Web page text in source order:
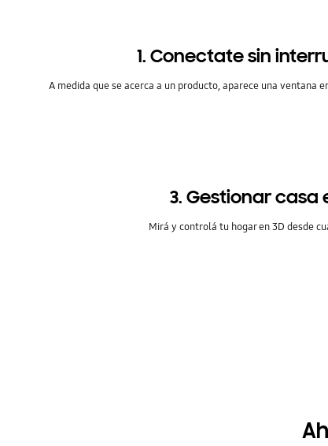
1. Conectate sin
A medida que se acerca a un producto, aparece una ventana
3. Gestionar casa
Mirá y controlá tu hogar en 3D desde